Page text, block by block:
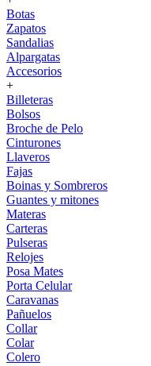
Botas
Zapatos
Sandalias
Alpargatas
Accesorios
+
Billeteras
Bolsos
Broche de Pelo
Cinturones
Llaveros
Fajas
Boinas y Sombreros
Guantes y mitones
Materas
Carteras
Pulseras
Relojes
Posa Mates
Porta Celular
Caravanas
Pañuelos
Collar
Colar
Colero